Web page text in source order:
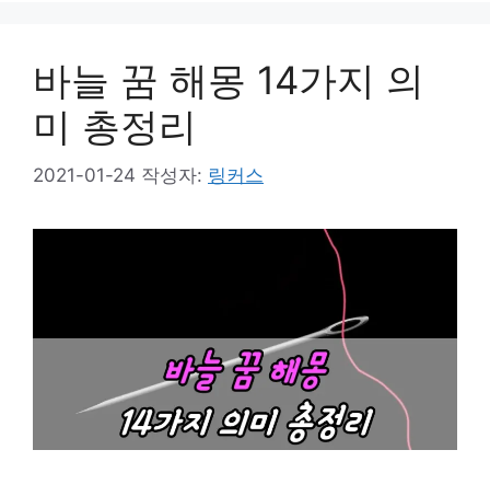
바늘 꿈 해몽 14가지 의
미 총정리
2021-01-24 작성자: 링커스